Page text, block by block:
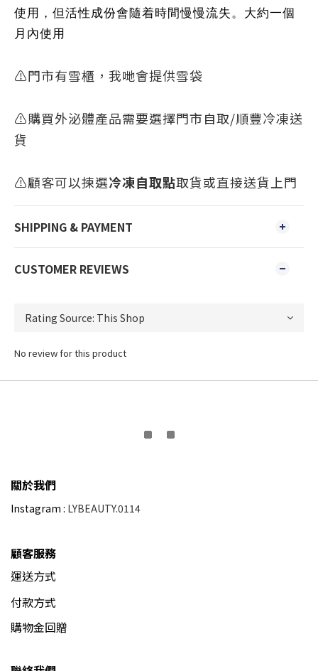
使用，但活性成份會隨着時間慢慢流失。大約一個
月內使用
⚠️門市有雪櫃，我哋會提供雪袋
⚠️購買外泌體產品需要選擇門市自取/順豐冷凍送
貨
⚠️顧客可以揀選冷凍自取點取貨或直接送貨上門
SHIPPING & PAYMENT
CUSTOMER REVIEWS
No review for this product
關於我們
Instagram : LYBEAUTY.0114
顧客服務
運送方式
付款方式
購物金回贈